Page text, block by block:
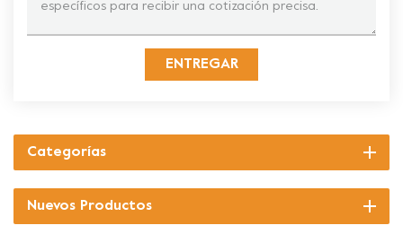
ENTREGAR
Categorías
Nuevos Productos